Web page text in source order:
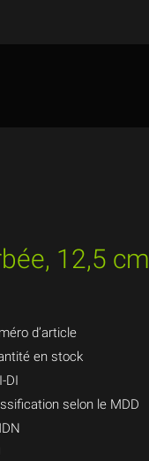
12,5 cm
d’article
en stock
DI
selon le MDD